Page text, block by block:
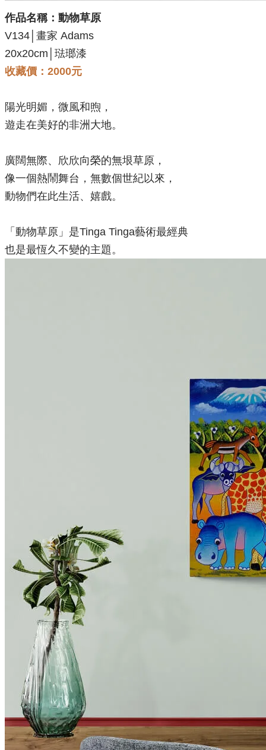
作品名稱： 動物草原
V134│畫家 Adams
20x20cm│琺瑯漆
收藏價：2000元
陽光明媚，微風和煦，
遊走在美好的非洲大地。
廣闊無際、欣欣向榮的無垠草原，
像一個熱鬧舞台，無數個世紀以來，
動物們在此生活、嬉戲。
「動物草原」是Tinga Tinga藝術最經典
也是最恆久不變的主題。